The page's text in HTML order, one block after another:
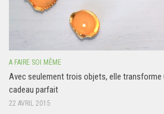
A FAIRE SOI MÊME
Avec seulement trois objets, elle transforme
cadeau parfait
22 AVRIL 2015